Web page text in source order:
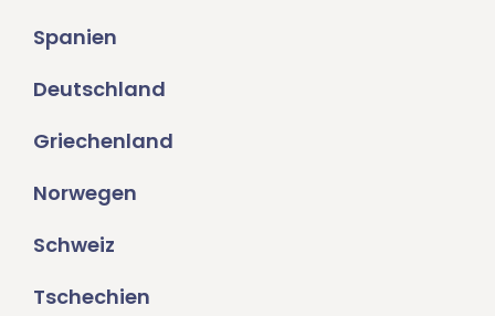
Spanien
Deutschland
Griechenland
Norwegen
Schweiz
Tschechien